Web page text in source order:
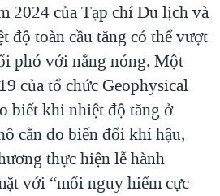
2024 của Tạp chí Du lịch và
độ toàn cầu tăng có thể vượt
phó với nắng nóng. Một
của tổ chức Geophysical
biết khi nhiệt độ tăng ở
cằn do biến đổi khí hậu,
thực hiện lễ hành
với “mối nguy hiểm cực